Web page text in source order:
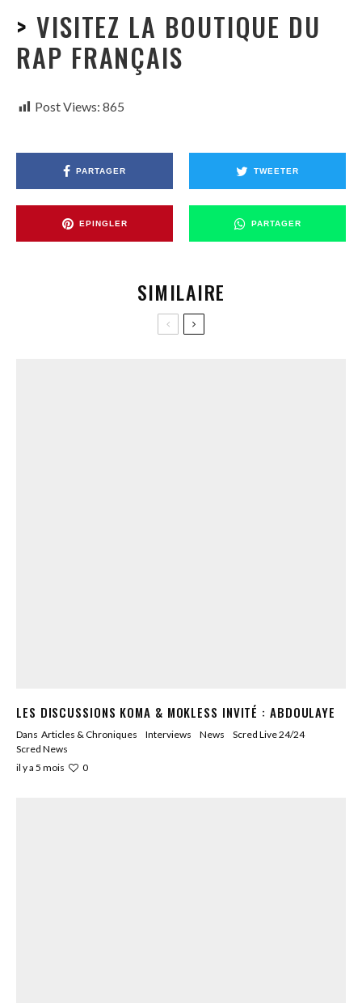
> VISITEZ LA BOUTIQUE DU
RAP FRANÇAIS
Post Views: 865
PARTAGER TWEETER
EPINGLER PARTAGER
SIMILAIRE
LES DISCUSSIONS KOMA & MOKLESS INVITÉ : ABDOULAYE
Dans Articles & Chroniques Interviews News
Scred Live 24/24
Scred News
il y a 5 mois
0